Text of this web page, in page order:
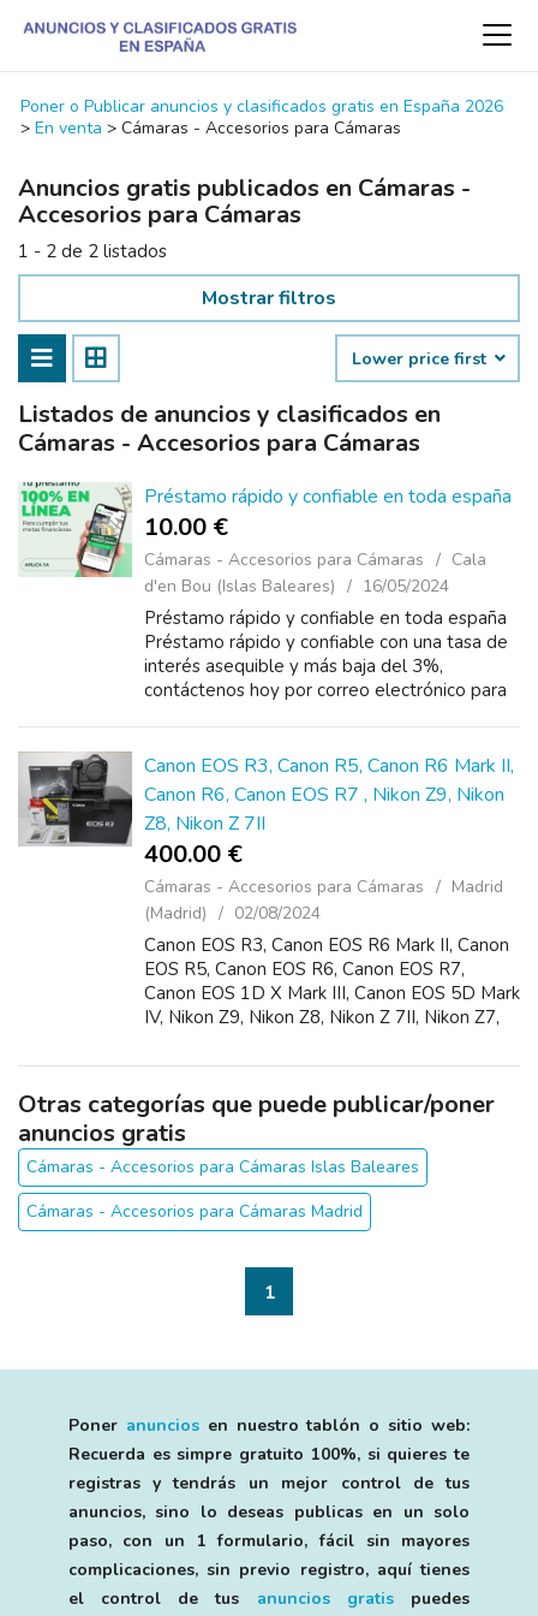
Poner o Publicar anuncios y clasificados gratis en España 2026
> En venta > Cámaras - Accesorios para Cámaras
Anuncios gratis publicados en Cámaras -
Accesorios para Cámaras
1 - 2 de 2 listados
Mostrar filtros
Lower price first
Listados de anuncios y clasificados en
Cámaras - Accesorios para Cámaras
Préstamo rápido y confiable en toda españa
10.00 €
Cámaras - Accesorios para Cámaras
Cala
d'en Bou (Islas Baleares)
16/05/2024
Préstamo rápido y confiable en toda españa
Préstamo rápido y confiable con una tasa de
interés asequible y más baja del 3%,
contáctenos hoy por correo electrónico para
Canon EOS R3, Canon R5, Canon R6 Mark II,
Canon R6, Canon EOS R7 , Nikon Z9, Nikon
Z8, Nikon Z 7II
400.00 €
Cámaras - Accesorios para Cámaras
Madrid
(Madrid)
02/08/2024
Canon EOS R3, Canon EOS R6 Mark II, Canon
EOS R5, Canon EOS R6, Canon EOS R7,
Canon EOS 1D X Mark III, Canon EOS 5D Mark
IV, Nikon Z9, Nikon Z8, Nikon Z 7II, Nikon Z7,
Alpha A7R III , Sony Alpha a7R IV , Cont&...
Otras categorías que puede publicar/poner
anuncios gratis
Cámaras - Accesorios para Cámaras Islas Baleares
Cámaras - Accesorios para Cámaras Madrid
1
Poner anunciosen nuestro tablón o sitio web:
Recuerda es simpre gratuito 100%, si quieres te
registras y tendrás un mejor control de tus
anuncios, sino lo deseas publicas en un solo
paso, con un 1 formulario, fácil sin mayores
complicaciones, sin previo registro, aquí tienes
el control de tus anuncios gratispuedes